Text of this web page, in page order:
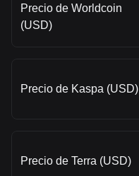
Precio de Worldcoin
(USD)
Precio de Kaspa (USD)
Precio de Terra (USD)